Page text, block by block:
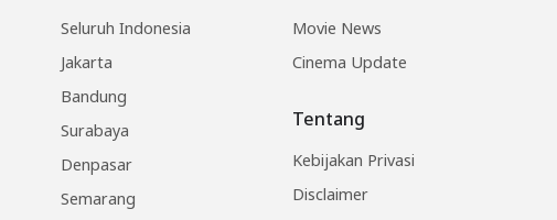
Seluruh Indonesia
Jakarta
Bandung
Surabaya
Denpasar
Semarang
Movie News
Cinema Update
Tentang
Kebijakan Privasi
Disclaimer